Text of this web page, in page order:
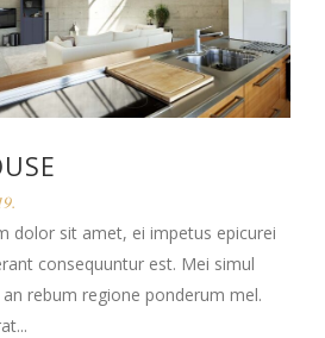
dolor sit amet, ei impetus epicurei
consequuntur est. Mei simul
rebum regione ponderum mel.